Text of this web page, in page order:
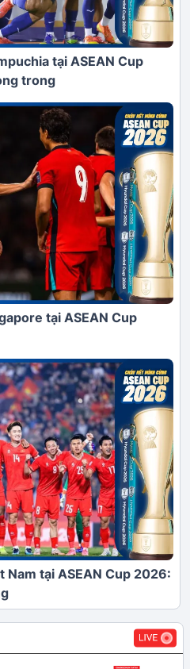
tại ASEAN Cup
trong
tại ASEAN Cup
tại ASEAN Cup 2026: